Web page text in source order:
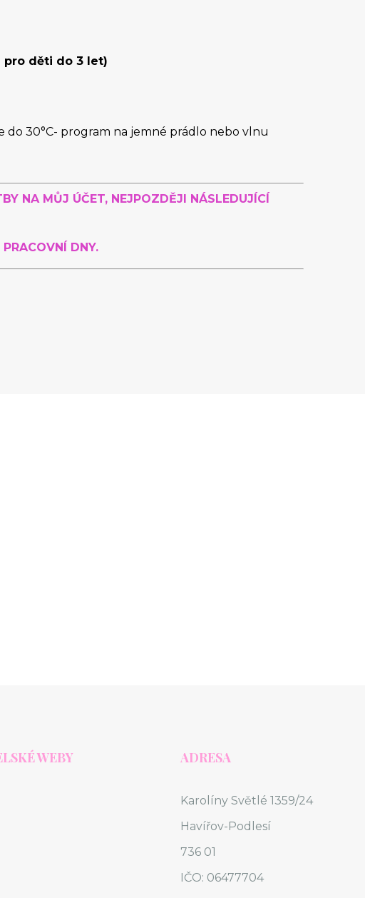
pro děti do 3 let)
do 30°C- program na jemné prádlo nebo vlnu
NA MŮJ ÚČET, NEJPOZDĚJI NÁSLEDUJÍCÍ
DNY.
WEBY ADRESA
Karolíny Světlé 1359/24
Havířov-Podlesí
736 01
IČO: 06477704